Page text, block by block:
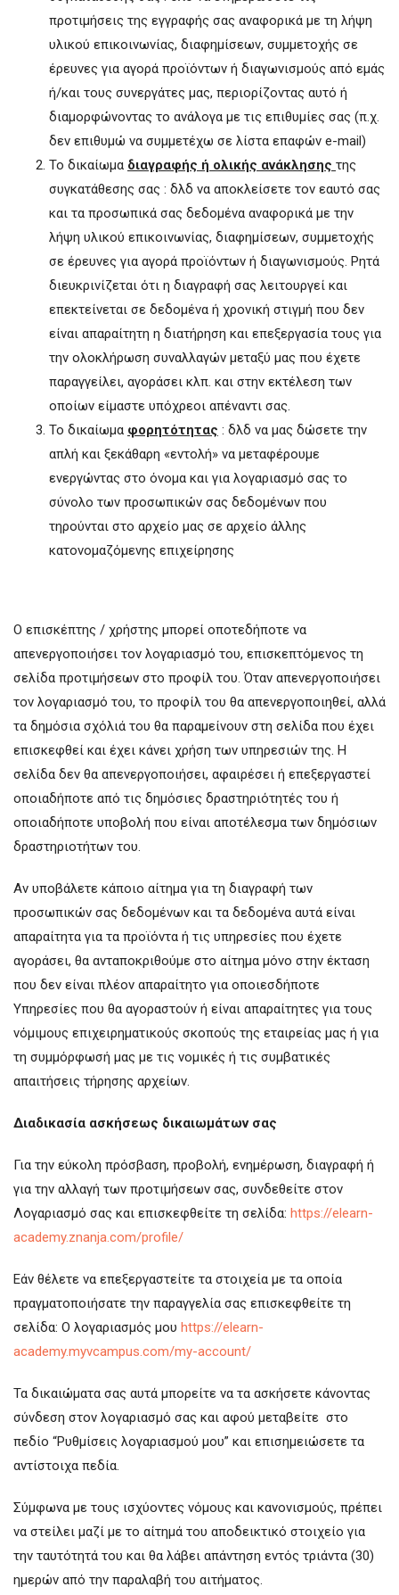
προτιμήσεις της εγγραφής σας αναφορικά με τη λήψη
υλικού επικοινωνίας, διαφημίσεων, συμμετοχής σε
έρευνες για αγορά προϊόντων ή διαγωνισμούς από εμάς
ή/και τους συνεργάτες μας, περιορίζοντας αυτό ή
διαμορφώνοντας το ανάλογα με τις επιθυμίες σας (π.χ.
δεν επιθυμώ να συμμετέχω σε λίστα επαφών e-mail)
Το δικαίωμα διαγραφής ή ολικής ανάκλησης της
συγκατάθεσης σας : δλδ να αποκλείσετε τον εαυτό σας
και τα προσωπικά σας δεδομένα αναφορικά με την
λήψη υλικού επικοινωνίας, διαφημίσεων, συμμετοχής
σε έρευνες για αγορά προϊόντων ή διαγωνισμούς. Ρητά
διευκρινίζεται ότι η διαγραφή σας λειτουργεί και
επεκτείνεται σε δεδομένα ή χρονική στιγμή που δεν
είναι απαραίτητη η διατήρηση και επεξεργασία τους για
την ολοκλήρωση συναλλαγών μεταξύ μας που έχετε
παραγγείλει, αγοράσει κλπ. και στην εκτέλεση των
οποίων είμαστε υπόχρεοι απέναντι σας.
Το δικαίωμα φορητότητας : δλδ να μας δώσετε την
απλή και ξεκάθαρη «εντολή» να μεταφέρουμε
ενεργώντας στο όνομα και για λογαριασμό σας το
σύνολο των προσωπικών σας δεδομένων που
τηρούνται στο αρχείο μας σε αρχείο άλλης
κατονομαζόμενης επιχείρησης
Ο επισκέπτης / χρήστης μπορεί οποτεδήποτε να
απενεργοποιήσει τον λογαριασμό του, επισκεπτόμενος τη
σελίδα προτιμήσεων στο προφίλ του. Όταν απενεργοποιήσει
τον λογαριασμό του, το προφίλ του θα απενεργοποιηθεί, αλλά
τα δημόσια σχόλιά του θα παραμείνουν στη σελίδα που έχει
επισκεφθεί και έχει κάνει χρήση των υπηρεσιών της. Η
σελίδα δεν θα απενεργοποιήσει, αφαιρέσει ή επεξεργαστεί
οποιαδήποτε από τις δημόσιες δραστηριότητές του ή
οποιαδήποτε υποβολή που είναι αποτέλεσμα των δημόσιων
δραστηριοτήτων του.
Αν υποβάλετε κάποιο αίτημα για τη διαγραφή των
προσωπικών σας δεδομένων και τα δεδομένα αυτά είναι
απαραίτητα για τα προϊόντα ή τις υπηρεσίες που έχετε
αγοράσει, θα ανταποκριθούμε στο αίτημα μόνο στην έκταση
που δεν είναι πλέον απαραίτητο για οποιεσδήποτε
Υπηρεσίες που θα αγοραστούν ή είναι απαραίτητες για τους
νόμιμους επιχειρηματικούς σκοπούς της εταιρείας μας ή για
τη συμμόρφωσή μας με τις νομικές ή τις συμβατικές
απαιτήσεις τήρησης αρχείων.
Διαδικασία ασκήσεως δικαιωμάτων σας
Για την εύκολη πρόσβαση, προβολή, ενημέρωση, διαγραφή ή
για την αλλαγή των προτιμήσεων σας, συνδεθείτε στον
Λογαριασμό σας και επισκεφθείτε τη σελίδα: https://elearn-
academy.znanja.com/profile/
Εάν θέλετε να επεξεργαστείτε τα στοιχεία με τα οποία
πραγματοποιήσατε την παραγγελία σας επισκεφθείτε τη
σελίδα: Ο λογαριασμός μου https://elearn-
academy.myvcampus.com/my-account/
Τα δικαιώματα σας αυτά μπορείτε να τα ασκήσετε κάνοντας
σύνδεση στον λογαριασμό σας και αφού μεταβείτε στο
πεδίο “Ρυθμίσεις λογαριασμού μου” και επισημειώσετε τα
αντίστοιχα πεδία.
Σύμφωνα με τους ισχύοντες νόμους και κανονισμούς, πρέπει
να στείλει μαζί με το αίτημά του αποδεικτικό στοιχείο για
την ταυτότητά του και θα λάβει απάντηση εντός τριάντα (30)
ημερών από την παραλαβή του αιτήματος.